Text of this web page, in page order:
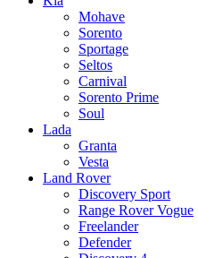
Mohave
Sorento
Sportage
Seltos
Carnival
Sorento Prime
Soul
Lada
Granta
Vesta
Land Rover
Discovery Sport
Range Rover Vogue
Freelander
Defender